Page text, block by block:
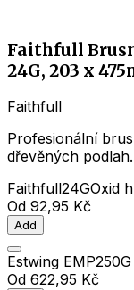
Faithfull
24G, 203 x
Faithfull
Profesionální
dřevěných
Faithfull24GOxid
Od 92,95 Kč
Add
Estwing
Od 622,95 Kč